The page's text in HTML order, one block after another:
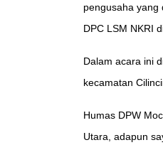
pengusaha yang
DPC LSM NKRI
Dalam acara ini
kecamatan
Humas DPW
Utara, adapun